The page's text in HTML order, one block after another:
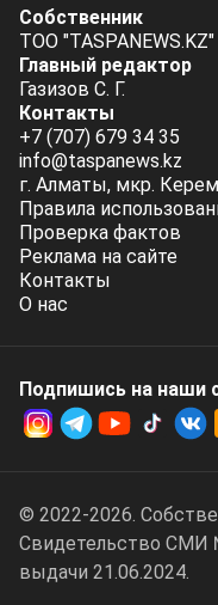
Собственник
ТОО "TASPANEWS.KZ"
Главный редактор
Газизов С. Г.
Контакты
+7 (707) 679 34 35
info@taspanews.kz
г. Алматы, мкр.
Правила
Проверка фактов
Реклама на сайте
Контакты
О нас
Подпишись на наши
© 2022-2026.
Cвидетельство СМИ
выдачи 21.06.2024.